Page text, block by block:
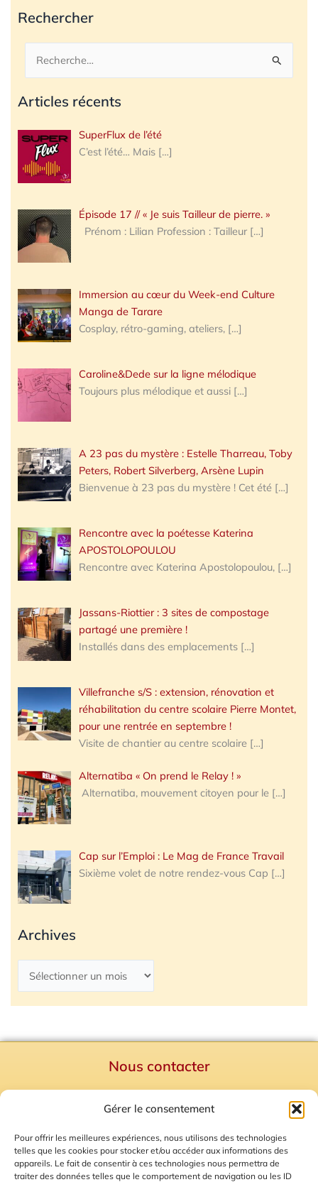
Gérer le consentement
Pour offrir les meilleures expériences, nous utilisons des technologies
telles que les cookies pour stocker et/ou accéder aux informations des
appareils. Le fait de consentir à ces technologies nous permettra de
traiter des données telles que le comportement de navigation ou les ID
Rechercher
Rechercher :
Articles récents
SuperFlux de l’été
C’est l’été… Mais […]
Épisode 17 // « Je suis Tailleur de pierre. »
Prénom : Lilian Profession : Tailleur […]
Immersion au cœur du Week-end Culture
Manga de Tarare
Cosplay, rétro-gaming, ateliers, […]
Caroline&Dede sur la ligne mélodique
Toujours plus mélodique et aussi […]
A 23 pas du mystère : Estelle Tharreau, Toby
Peters, Robert Silverberg, Arsène Lupin
Bienvenue à 23 pas du mystère ! Cet été […]
Rencontre avec la poétesse Katerina
APOSTOLOPOULOU
Rencontre avec Katerina Apostolopoulou, […]
Jassans-Riottier : 3 sites de compostage
partagé une première !
Installés dans des emplacements […]
Villefranche s/S : extension, rénovation et
réhabilitation du centre scolaire Pierre Montet,
pour une rentrée en septembre !
Visite de chantier au centre scolaire […]
Alternatiba « On prend le Relay ! »
Alternatiba, mouvement citoyen pour le […]
Cap sur l’Emploi : Le Mag de France Travail
Sixième volet de notre rendez-vous Cap […]
Archives
Nous contacter
Mentions Légales
Plan du site
Gestion des Cookies